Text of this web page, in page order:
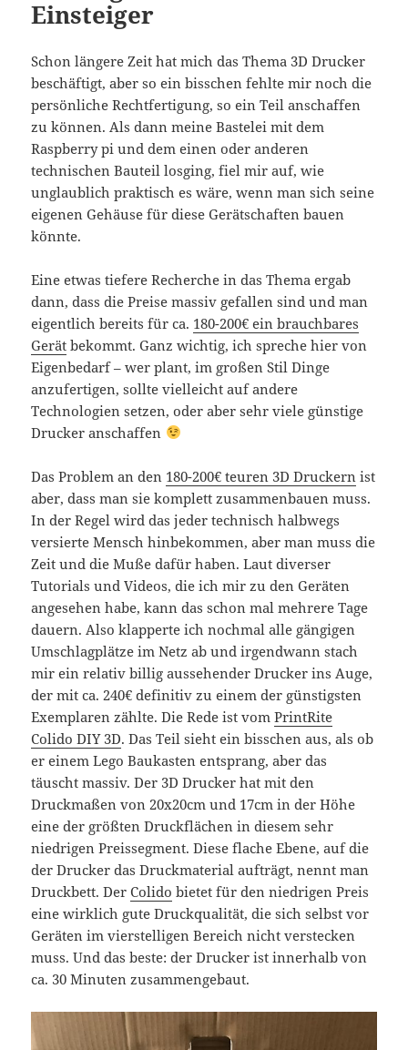
Einsteiger
Schon längere Zeit hat mich das Thema 3D Drucker
beschäftigt, aber so ein bisschen fehlte mir noch die
persönliche Rechtfertigung, so ein Teil anschaffen
zu können. Als dann meine Bastelei mit dem
Raspberry pi und dem einen oder anderen
technischen Bauteil losging, fiel mir auf, wie
unglaublich praktisch es wäre, wenn man sich seine
eigenen Gehäuse für diese Gerätschaften bauen
könnte.
Eine etwas tiefere Recherche in das Thema ergab
dann, dass die Preise massiv gefallen sind und man
eigentlich bereits für ca. 180-200€ ein brauchbares
Gerät bekommt. Ganz wichtig, ich spreche hier von
Eigenbedarf – wer plant, im großen Stil Dinge
anzufertigen, sollte vielleicht auf andere
Technologien setzen, oder aber sehr viele günstige
Drucker anschaffen
Das Problem an den 180-200€ teuren 3D Druckern ist
aber, dass man sie komplett zusammenbauen muss.
In der Regel wird das jeder technisch halbwegs
versierte Mensch hinbekommen, aber man muss die
Zeit und die Muße dafür haben. Laut diverser
Tutorials und Videos, die ich mir zu den Geräten
angesehen habe, kann das schon mal mehrere Tage
dauern. Also klapperte ich nochmal alle gängigen
Umschlagplätze im Netz ab und irgendwann stach
mir ein relativ billig aussehender Drucker ins Auge,
der mit ca. 240€ definitiv zu einem der günstigsten
Exemplaren zählte. Die Rede ist vomPrintRite
Colido DIY 3D. Das Teil sieht ein bisschen aus, als ob
er einem Lego Baukasten entsprang, aber das
täuscht massiv. Der 3D Drucker hat mit den
Druckmaßen von 20x20cm und 17cm in der Höhe
eine der größten Druckflächen in diesem sehr
niedrigen Preissegment. Diese flache Ebene, auf die
der Drucker das Druckmaterial aufträgt, nennt man
Druckbett. DerColido bietet für den niedrigen Preis
eine wirklich gute Druckqualität, die sich selbst vor
Geräten im vierstelligen Bereich nicht verstecken
muss. Und das beste: der Drucker ist innerhalb von
ca. 30 Minuten zusammengebaut.